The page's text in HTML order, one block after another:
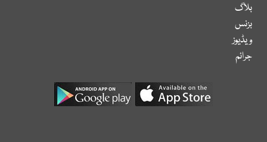
بلاگ
بزنس
ویڈیوز
جرائم